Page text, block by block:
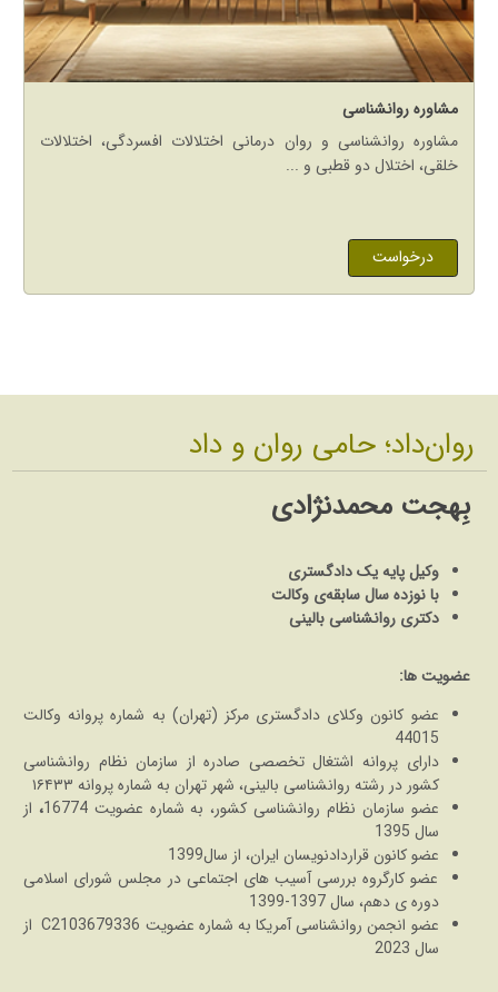
مشاوره روانشناسی
مشاوره روانشناسی و روان درمانی اختلالات افسردگی، اختلالات
خلقی، اختلال دو قطبی و ...
درخواست
روان‌داد؛ حامی روان و داد
بِهجت محمدنژادی
وکیل پایه یک دادگستری
با نوزده سال سابقه‌ی وکالت
دکتری روانشناسی بالینی
عضویت ها:
عضو کانون وکلای دادگستری مرکز (تهران) به شماره پروانه وکالت
44015
دارای پروانه اشتغال تخصصی صادره از سازمان نظام روانشناسی
کشور در رشته روانشناسی بالینی، شهر تهران به شماره پروانه ۱۶۴۳۳
عضو سازمان نظام روانشناسی کشور، به شماره عضویت 16774
، از
سال 1395
عضو کانون قراردادنویسان ایران، از سال1399
عضو کارگروه بررسی آسیب های اجتماعی در مجلس شورای اسلامی
دوره ی دهم، سال 1397-1399
عضو انجمن روانشناسی آمریکا به شماره عضویت C2103679336 از
سال 2023